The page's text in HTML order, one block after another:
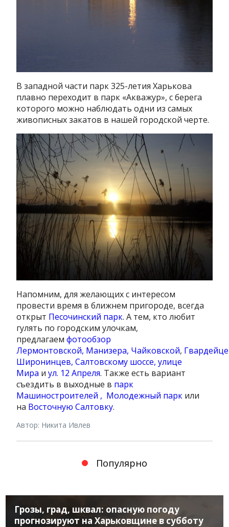
В западной части парк 325-летия Харькова
плавно переходит в парк «Акважур», с берега
которого можно наблюдать одни из самых
живописных закатов в нашей городской черте.
Напомним, для желающих с интересом
провести время в ближнем пригороде, всегда
открыт Песочинский парк. А тем, кто любит
гулять по городским улочкам,
предлагаемфотообзор
Лермонтовской, Манизера, Чайковской,
Широнинцев, Салтовскому шоссе, улице
Мира иул. 12 Апреля. Также есть вариант
съездить в выходные в парк
Машиностроителей , Молодежный парк или
на Восточную Салтовку.
Автор: Никита Ивлев
Популярно
Грозы, град, шквал: опасную погоду
прогнозируют на Харьковщине в субботу